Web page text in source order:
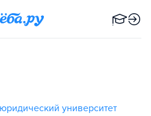
университет